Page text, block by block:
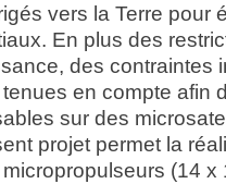
vers la Terre pour
En plus des
des contraintes
en compte afin
sur des
projet permet la
(14